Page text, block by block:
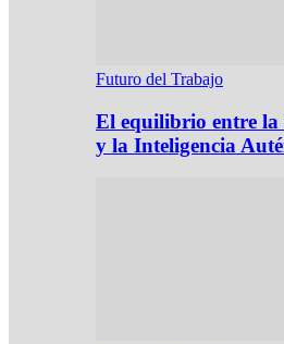
Futuro del Trabajo
El equilibrio entre
y la Inteligencia